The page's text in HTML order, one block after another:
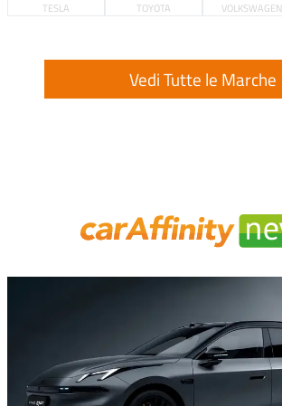
TESLA TOYOTA VOLKSWAGEN
Vedi Tutte le Marche